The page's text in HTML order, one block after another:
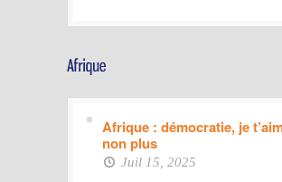
Afrique : démocratie, je
non plus
Juil 15, 2025